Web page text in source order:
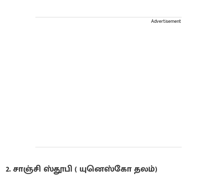
Advertisement
2. சாஞ்சி ஸ்தூபி ( யுனெஸ்கோ தலம்)